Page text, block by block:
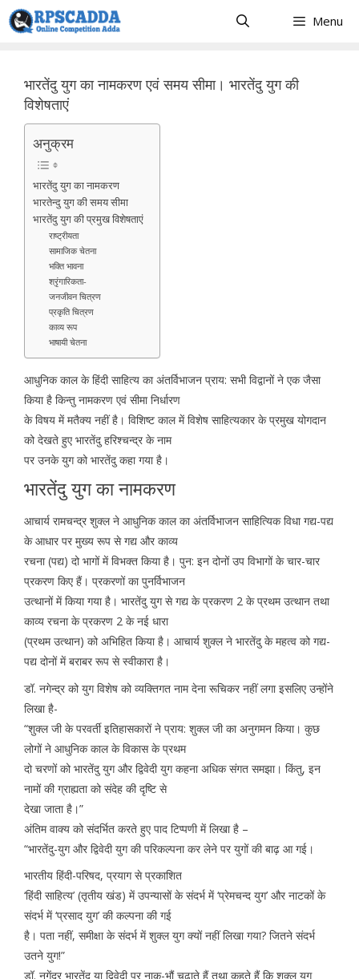
Skip
to
Menu
भारतेंदु युग का नामकरण एवं समय सीमा। भारतेंदु युग की
विशेषताएं
अनुक्रम
भारतेंदु युग का नामकरण
भारतेन्दु युग की समय सीमा
भारतेंदु युग की प्रमुख विशेषताएं
राष्ट्रीयता
सामाजिक चेतना
भक्ति भावना
श्रृंगारिकता-
जनजीवन चित्रण
प्रकृति चित्रण
काव्य रूप
भाषायी चेतना
आधुनिक काल के हिंदी साहित्य का अंतर्विभाजन प्राय: सभी विद्वानों ने एक जैसा
किया है किन्तु नामकरण एवं सीमा निर्धारण
के विषय में मतैक्य नहीं है। विशिष्ट काल में विशेष साहित्यकार के प्रमुख योगदान
को देखते हुए भारतेंदु हरिश्चन्द्र के नाम
पर उनके युग को भारतेंदु कहा गया है।
भारतेंदु युग का नामकरण
आचार्य रामचन्द्र शुक्ल ने आधुनिक काल का अंतर्विभाजन साहित्यिक विधा गद्य-पद्य
के आधार पर मुख्य रूप से गद्य और काव्य
रचना (पद्य) दो भागों में विभक्त किया है। पुन: इन दोनों उप विभागों के चार-चार
प्रकरण किए हैं। प्रकरणों का पुनर्विभाजन
उत्थानों में किया गया है। भारतेंदु युग से गद्य के प्रकरण 2 के प्रथम उत्थान तथा
काव्य रचना के प्रकरण 2 के नई धारा
(प्रथम उत्थान) को अभिहित किया है। आचार्य शुक्ल ने भारतेंदु के महत्व को गद्य-
पद्य दोनों में बराबर रूप से स्वीकारा है।
डॉ. नगेन्द्र को युग विशेष को व्यक्तिगत नाम देना रूचिकर नहीं लगा इसलिए उन्होंने
लिखा है-
“शुक्ल जी के परवर्ती इतिहासकारों ने प्राय: शुक्ल जी का अनुगमन किया। कुछ
लोगों ने आधुनिक काल के विकास के प्रथम
दो चरणों को भारतेंदु युग और द्विवेदी युग कहना अधिक संगत समझा। किंतु, इन
नामों की ग्राह्यता को संदेह की दृष्टि से
देखा जाता है।”
अंतिम वाक्य को संदर्भित करते हुए पाद टिप्पणी में लिखा है –
“भारतेंदु-युग और द्विवेदी युग की परिकल्पना कर लेने पर युगों की बाढ़ आ गई।
भारतीय हिंदी-परिषद, प्रयाग से प्रकाशित
‘हिंदी साहित्य’ (तृतीय खंड) में उपन्यासों के संदर्भ में ‘प्रेमचन्द युग’ और नाटकों के
संदर्भ में ‘प्रसाद युग’ की कल्पना की गई
है। पता नहीं, समीक्षा के संदर्भ में शुक्ल युग क्यों नहीं लिखा गया? जितने संदर्भ
उतने युग!”
डॉ. नगेंद्र भारतेंदु या द्विवेदी पर नाक-भौं चढ़ाते हैं तथा कहते हैं कि शुक्ल युग